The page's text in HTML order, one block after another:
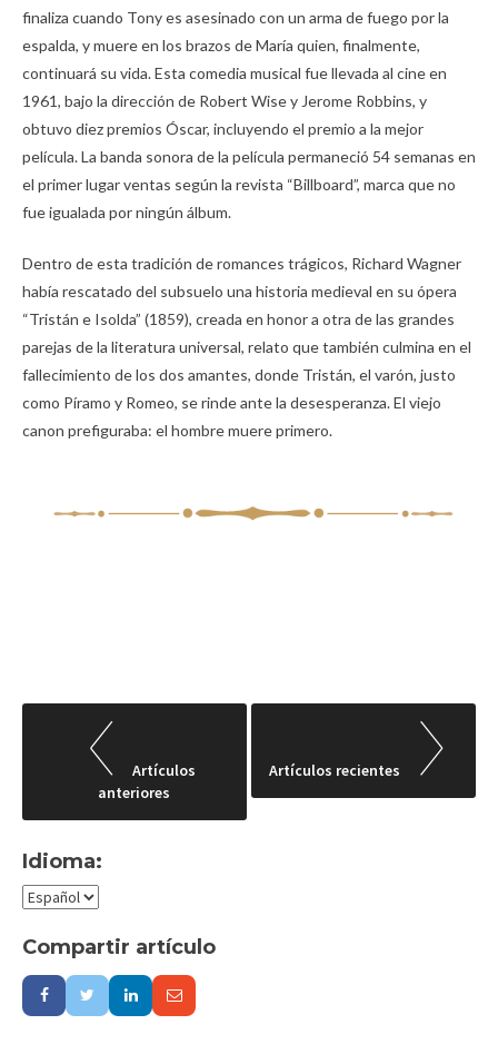
finaliza cuando Tony es asesinado con un arma de fuego por la
espalda, y muere en los brazos de María quien, finalmente,
continuará su vida. Esta comedia musical fue llevada al cine en
1961, bajo la dirección de Robert Wise y Jerome Robbins, y
obtuvo diez premios Óscar, incluyendo el premio a la mejor
película. La banda sonora de la película permaneció 54 semanas en
el primer lugar ventas según la revista “Billboard”, marca que no
fue igualada por ningún álbum.
Dentro de esta tradición de romances trágicos, Richard Wagner
había rescatado del subsuelo una historia medieval en su ópera
“Tristán e Isolda” (1859), creada en honor a otra de las grandes
parejas de la literatura universal, relato que también culmina en el
fallecimiento de los dos amantes, donde Tristán, el varón, justo
como Píramo y Romeo, se rinde ante la desesperanza. El viejo
canon prefiguraba: el hombre muere primero.
Navegación
entradas
Artículos
anteriores
Artículos recientes
Idioma:
Compartir artículo